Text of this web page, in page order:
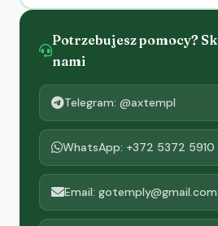
Potrzebujesz pomocy?
nami
Telegram: @axtempl
WhatsApp: +372 5372 5910
Email: gotemply@gmail.com